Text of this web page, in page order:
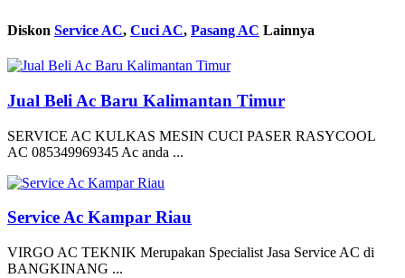
Diskon Service AC, Cuci AC, Pasang AC Lainnya
Jual Beli Ac Baru Kalimantan Timur
SERVICE AC KULKAS MESIN CUCI PASER RASYCOOL
AC 085349969345 Ac anda ...
Service Ac Kampar Riau
VIRGO AC TEKNIK Merupakan Specialist Jasa Service AC di
BANGKINANG ...